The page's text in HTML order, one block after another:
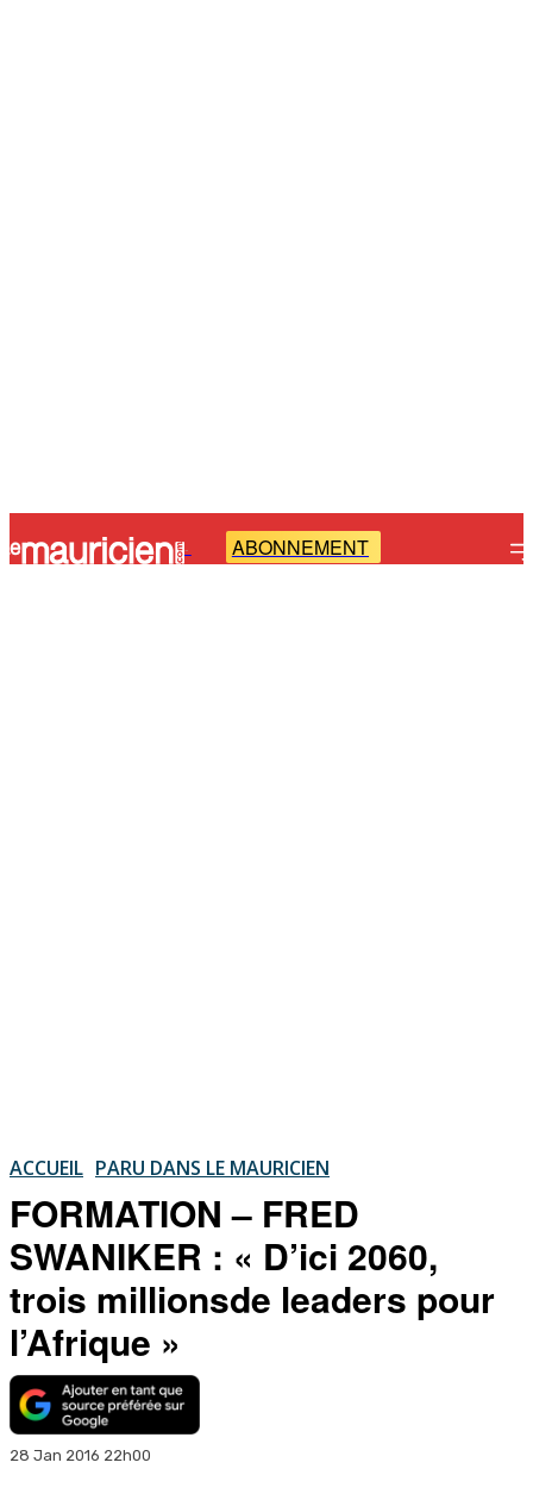
- ABONNEMENT
ACCUEIL PARU DANS LE MAURICIEN
FORMATION – FRED
SWANIKER : « D’ici 2060,
trois millionsde leaders pour
l’Afrique »
28 Jan 2016 22h00